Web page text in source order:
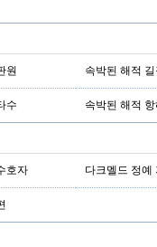
원 속박된 해적 길
수 속박된 해적
호자 다크멜드 정예